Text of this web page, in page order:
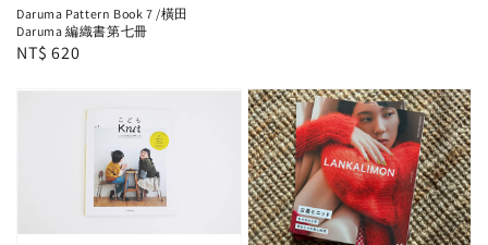
Daruma Pattern Book 7 /橫田
Daruma 編織書第七冊
Regular
NT$ 620